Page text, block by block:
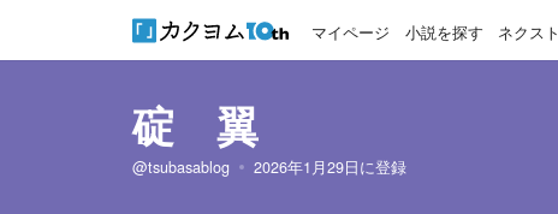
マイページ 小説を探す ネクスト
碇 翼
@tsubasablog 2026年1月29日に登録